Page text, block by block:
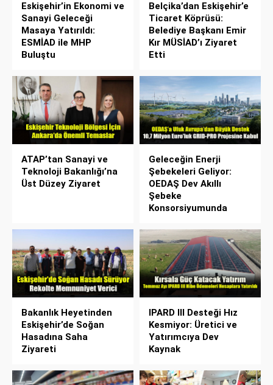
Eskişehir’in Ekonomi ve
Sanayi Geleceği
Masaya Yatırıldı:
ESMİAD ile MHP
Buluştu
Belçika’dan Eskişehir’e
Ticaret Köprüsü:
Belediye Başkanı Emir
Kır MÜSİAD’ı Ziyaret
Etti
ATAP’tan Sanayi ve
Teknoloji Bakanlığı’na
Üst Düzey Ziyaret
Geleceğin Enerji
Şebekeleri Geliyor:
OEDAŞ Dev Akıllı
Şebeke
Konsorsiyumunda
Bakanlık Heyetinden
Eskişehir’de Soğan
Hasadına Saha
Ziyareti
IPARD III Desteği Hız
Kesmiyor: Üretici ve
Yatırımcıya Dev
Kaynak